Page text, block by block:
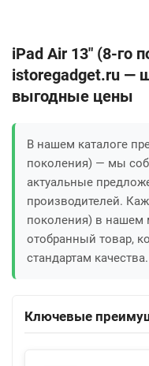
iPad Air 13" (8-го
istoregadget.ru —
выгодные цены
В нашем каталоге
поколения) — мы
актуальные
производителей.
поколения) в нашем
отобранный товар,
стандартам качества.
Ключевые